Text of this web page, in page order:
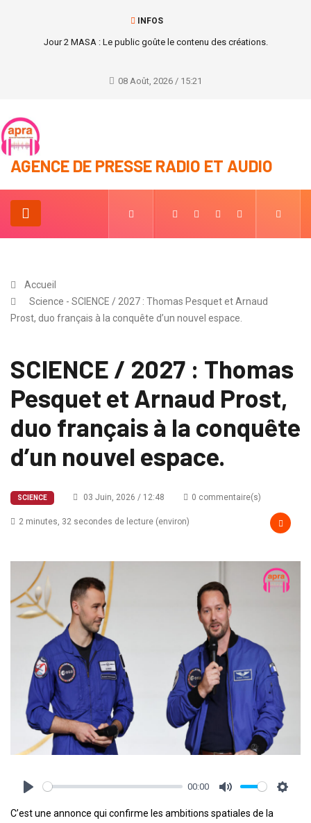
INFOS
Jour 2 MASA : Le public goûte le contenu des créations.
08 Août, 2026 / 15:21
AGENCE DE PRESSE RADIO ET AUDIO
Accueil
Science - SCIENCE / 2027 : Thomas Pesquet et Arnaud
Prost, duo français à la conquête d’un nouvel espace.
SCIENCE / 2027 : Thomas
Pesquet et Arnaud Prost,
duo français à la conquête
d’un nouvel espace.
SCIENCE 03 Juin, 2026 / 12:48 0 commentaire(s)
2 minutes, 32 secondes de lecture (environ)
00:00
C’est une annonce qui confirme les ambitions spatiales de la